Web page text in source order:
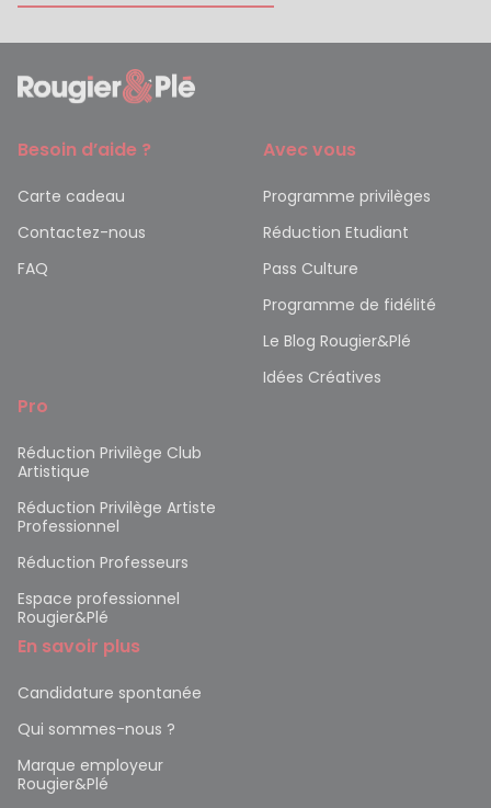
Besoin d’aide ?
Carte cadeau
Contactez-nous
FAQ
Avec vous
Programme privilèges
Réduction Etudiant
Pass Culture
Programme de fidélité
Le Blog Rougier&Plé
Idées Créatives
Pro
Réduction Privilège Club
Artistique
Réduction Privilège Artiste
Professionnel
Réduction Professeurs
Espace professionnel
Rougier&Plé
En savoir plus
Candidature spontanée
Qui sommes-nous ?
Marque employeur
Rougier&Plé